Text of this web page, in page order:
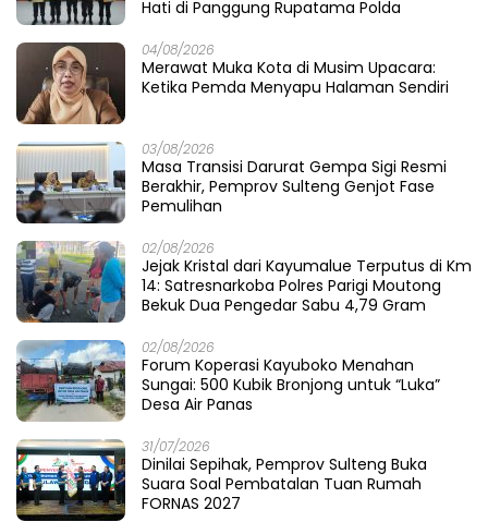
Hati di Panggung Rupatama Polda
04/08/2026
Merawat Muka Kota di Musim Upacara:
Ketika Pemda Menyapu Halaman Sendiri
03/08/2026
Masa Transisi Darurat Gempa Sigi Resmi
Berakhir, Pemprov Sulteng Genjot Fase
Pemulihan
02/08/2026
Jejak Kristal dari Kayumalue Terputus di Km
14: Satresnarkoba Polres Parigi Moutong
Bekuk Dua Pengedar Sabu 4,79 Gram
02/08/2026
Forum Koperasi Kayuboko Menahan
Sungai: 500 Kubik Bronjong untuk “Luka”
Desa Air Panas
31/07/2026
Dinilai Sepihak, Pemprov Sulteng Buka
Suara Soal Pembatalan Tuan Rumah
FORNAS 2027